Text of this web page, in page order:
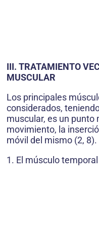
III. TRATAMIENTO
MUSCULAR
Los principales
considerados,
muscular, es un punto
movimiento, la
móvil del mismo (2, 8).
1. El músculo temporal